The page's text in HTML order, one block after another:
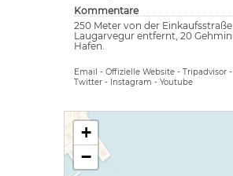
Kommentare
250 Meter von der Einkaufsstraße
Laugarvegur entfernt, 20
Hafen.
Email - Offizielle Website - Tripadvisor -
Twitter - Instagram - Youtube
+
−